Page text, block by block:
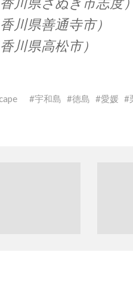
川県善通寺市）
川県高松市）
宇和島 徳島 愛媛